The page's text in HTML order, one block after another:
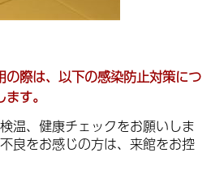
の際は、以下の感染防止対策につ
す。
温、健康チェックをお願いしま
良をお感じの方は、来館をお控